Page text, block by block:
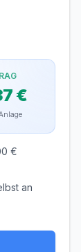
€
€
an